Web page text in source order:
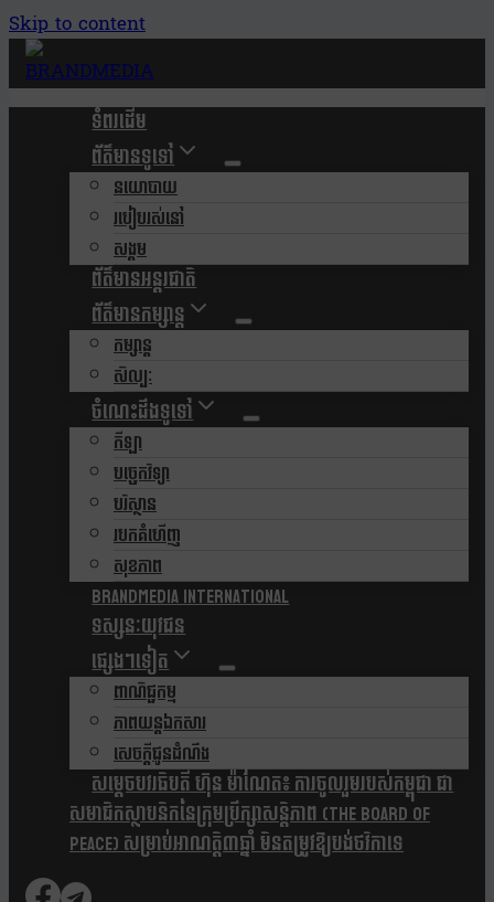
Skip to content
ទំពរដើម
ព័ត៌មានទូទៅ
នយោបាយ
របៀបរស់នៅ
សង្គម
ព័ត៌មានអន្តរជាតិ
ព័ត៌មានកម្សាន្ត
កម្សាន្ត
សិល្បៈ
ចំណេះដឹងទូទៅ
កីឡា
បច្ចេកវិទ្យា
បរិស្ថាន
របកគំហើញ
សុខភាព
Brandmedia international
ទស្សនៈយុវជន
ផ្សេងៗទៀត
ពាណិជ្ជកម្ម
ភាពយន្តឯកសារ
សេចក្តីជូនដំណឹង
សម្តេចបវរធិបតី ហ៊ុន ម៉ាណែត៖ ការចូលរួមរបស់កម្ពុជា ជា
សមាជិកស្ថាបនិកនៃក្រុមប្រឹក្សាសន្តិភាព (The Board Of
Peace) សម្រាប់អាណត្តិ៣ឆ្នាំ មិនតម្រូវឱ្យបង់ថវិកាទេ